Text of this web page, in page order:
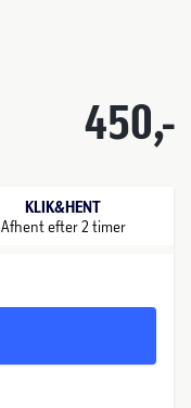
450,-
KLIK&HENT
Afhent efter 2 timer